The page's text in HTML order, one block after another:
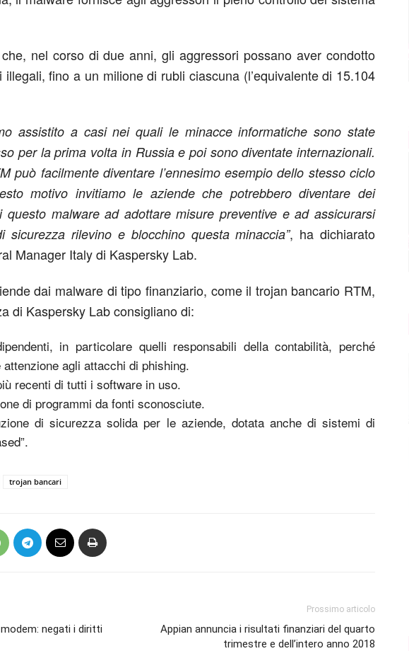
nel corso di due anni, gli aggressori possano aver condotto
fino a un milione di rubli ciascuna (l’equivalente di 15.104
assistito a casi nei quali le minacce informatiche sono state
per la prima volta in Russia e poi sono diventate internazionali.
può facilmente diventare l’ennesimo esempio dello stesso ciclo
motivo invitiamo le aziende che potrebbero diventare dei
questo malware ad adottare misure preventive e ad assicurarsi
rilevino e blocchino questa minaccia”, ha dichiarato
Manager Italy di Kaspersky Lab.
dai malware di tipo finanziario, come il trojan bancario RTM,
di Kaspersky Lab consigliano di:
in particolare quelli responsabili della contabilità, perché
agli attacchi di phishing.
recenti di tutti i software in uso.
di programmi da fonti sconosciute.
di sicurezza solida per le aziende, dotata anche di sistemi di
trojan bancari
negati i diritti
Prossimo articolo
Appian annuncia i risultati finanziari del quarto
trimestre e dell’intero anno 2018